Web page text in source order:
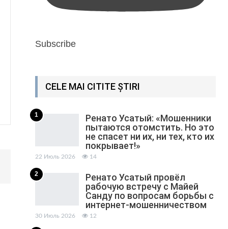
Subscribe
CELE MAI CITITE ȘTIRI
1
Ренато Усатый: «Мошенники
пытаются отомстить. Но это
не спасет ни их, ни тех, кто их
покрывает!»
22 Июль 2026 14
2
Ренато Усатый провёл
рабочую встречу с Майей
Санду по вопросам борьбы с
интернет-мошенничеством
30 Июль 2026 12